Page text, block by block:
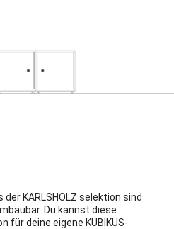
KARLSHOLZ selektion sind
Du kannst diese
für deine eigene KUBIKUS-